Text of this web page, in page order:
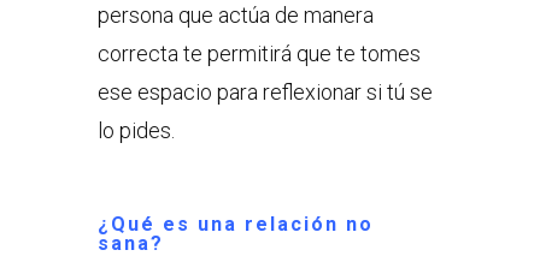
persona que actúa de manera
correcta te permitirá que te tomes
ese espacio para reflexionar si tú se
lo pides.
¿Qué es una relación no
sana?